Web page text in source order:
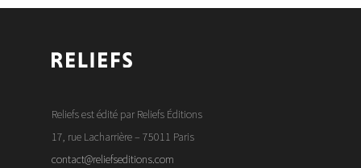
Reliefs est édité par Reliefs Éditions
17, rue Lacharrière – 75011 Paris
contact@reliefseditions.com